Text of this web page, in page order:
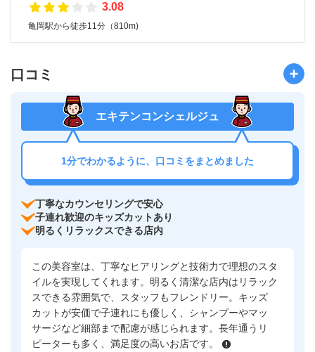
3.08
亀岡駅から徒歩11分（810m)
口コミ
エキテンコンシェルジュ
1分でわかるように、口コミをまとめました
丁寧なカウンセリングで安心
子連れ歓迎のキッズカットあり
明るくリラックスできる店内
この美容室は、丁寧なヒアリングと技術力で理想のスタ
イルを実現してくれます。明るく清潔な店内はリラック
スできる雰囲気で、スタッフもフレンドリー。キッズ
カットが安価で子連れにも優しく、シャンプーやマッ
サージなど細部まで配慮が感じられます。長年通うリ
ピーターも多く、満足度の高いお店です。